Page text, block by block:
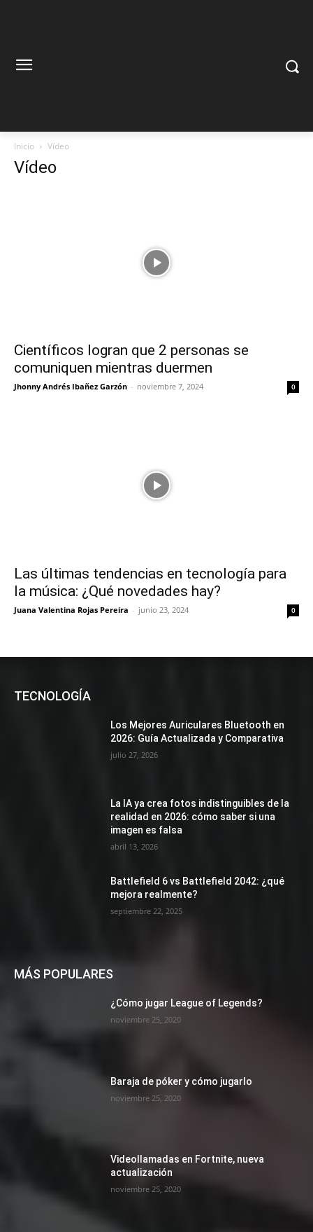
Inicio Vídeo
Vídeo
Científicos logran que 2 personas se
comuniquen mientras duermen
Jhonny Andrés Ibañez Garzón - noviembre 7, 2024 0
Las últimas tendencias en tecnología para
la música: ¿Qué novedades hay?
Juana Valentina Rojas Pereira - junio 23, 2024 0
TECNOLOGÍA
Los Mejores Auriculares Bluetooth en
2026: Guía Actualizada y Comparativa
julio 27, 2026
La IA ya crea fotos indistinguibles de la
realidad en 2026: cómo saber si una
imagen es falsa
abril 13, 2026
Battlefield 6 vs Battlefield 2042: ¿qué
mejora realmente?
septiembre 22, 2025
MÁS POPULARES
¿Cómo jugar League of Legends?
noviembre 25, 2020
Baraja de póker y cómo jugarlo
noviembre 25, 2020
Videollamadas en Fortnite, nueva
actualización
noviembre 25, 2020